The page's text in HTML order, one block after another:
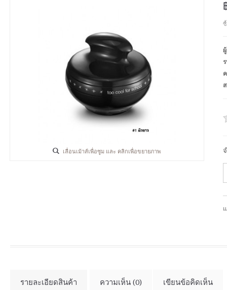
เลื่อนเม้าส์เพื่อซูม และ คลิกเพื่อขยายภาพ
รายละเอียดสินค้า ความเห็น (0) เขียนข้อคิดเห็น